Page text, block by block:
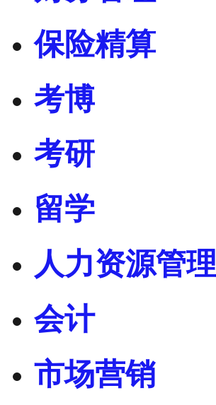
保险精算
考博
考研
留学
人力资源管理
会计
市场营销